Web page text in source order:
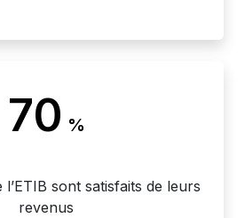
70 %
l’ETIB sont satisfaits de leurs
revenus